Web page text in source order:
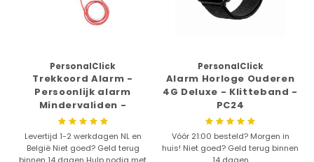
PersonalClick
Trekkoord Alarm -
Persoonlijk alarm
Mindervaliden -
Geluidssignaal -
Makkelijk bevestigen -
Levertijd 1-2 werkdagen NL en
België Niet goed? Geld terug
PersonalClick
Alarm Horloge Ouderen
4G Deluxe - Klitteband -
PC24
Vóór 21:00 besteld? Morgen in
huis! Niet goed? Geld terug binnen